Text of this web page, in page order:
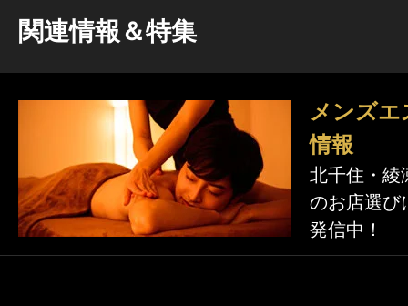
関連情報＆特集
メンズ
情報
北千住・綾
のお店選び
発信中！